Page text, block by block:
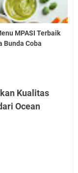
MPASI Terbaik
Bunda Coba
Kualitas
Ocean